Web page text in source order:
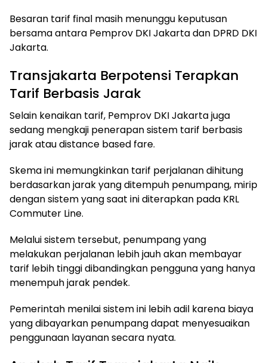
Besaran tarif final masih menunggu keputusan
bersama antara Pemprov DKI Jakarta dan DPRD DKI
Jakarta.
Transjakarta Berpotensi Terapkan
Tarif Berbasis Jarak
Selain kenaikan tarif, Pemprov DKI Jakarta juga
sedang mengkaji penerapan sistem tarif berbasis
jarak atau distance based fare.
Skema ini memungkinkan tarif perjalanan dihitung
berdasarkan jarak yang ditempuh penumpang, mirip
dengan sistem yang saat ini diterapkan pada KRL
Commuter Line.
Melalui sistem tersebut, penumpang yang
melakukan perjalanan lebih jauh akan membayar
tarif lebih tinggi dibandingkan pengguna yang hanya
menempuh jarak pendek.
Pemerintah menilai sistem ini lebih adil karena biaya
yang dibayarkan penumpang dapat menyesuaikan
penggunaan layanan secara nyata.